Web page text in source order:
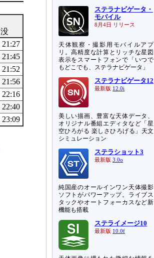
没
21:27
21:45
21:52
21:56
22:16
22:40
23:09
ステラナビゲータ・
モバイル
8月4日 リリース
天体観察・撮影用モバイルアプ
リ。高精度な計算とリッチな星図
表示をスマートフォンで「いつで
もどこでも、ステラナビゲータ」
ステラナビゲータ12
最新版 12.0i
美しい描画、豊富な天体データ、
オリジナル番組エディタなど「星
空ひろがる 楽しさひろげる」天文
シミュレーション
ステラショット3
最新版 3.0o
純国産のオールインワン天体撮影
ソフトがパワーアップ。ライブス
タックやオートフォーカスなど新
機能も搭載
ステライメージ10
最新版 10.0f